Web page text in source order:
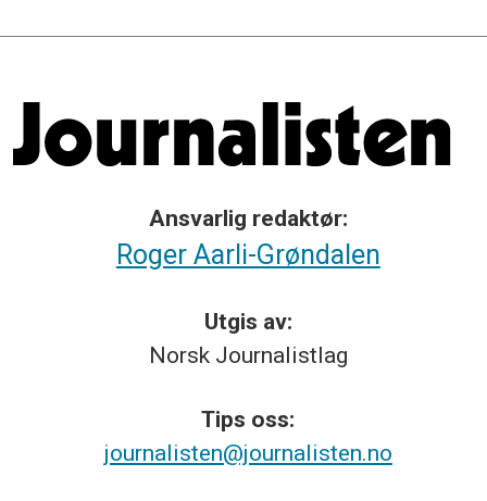
Ansvarlig redaktør:
Roger Aarli-Grøndalen
Utgis av:
Norsk Journalistlag
Tips oss:
journalisten@journalisten.no